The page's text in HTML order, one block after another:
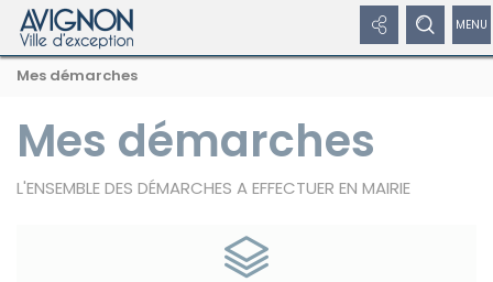
Afficher
Rechercher
sur
Afficher
sociaux
Nous
suivre
les
réseaux
sociaux
Navigation
par
d'Ariane
Mes démarches
Mes démarches
L'ENSEMBLE DES DÉMARCHES A EFFECTUER EN MAIRIE
Panneau de gestion des cookies